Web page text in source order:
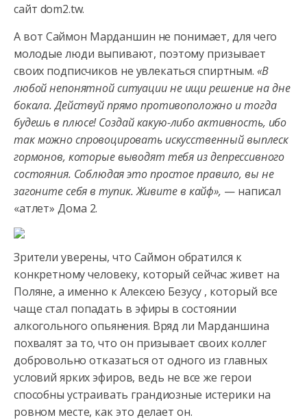
сайт dom2.tw.
А вот Саймон Марданшин не понимает, для чего
молодые люди выпивают, поэтому призывает
своих подписчиков не увлекаться спиртным. «В
любой непонятной ситуации не ищи решение на дне
бокала. Действуй прямо противоположно и тогда
будешь в плюсе! Создай какую-либо активность, ибо
так можно спровоцировать искусственный выплеск
гормонов, которые выводят тебя из депрессивного
состояния. Соблюдая это простое правило, вы не
загоните себя в тупик. Живите в кайф», — написал
«атлет» Дома 2.
Зрители уверены, что Саймон обратился к
конкретному человеку, который сейчас живет на
Поляне, а именно к Алексею Безусу , который все
чаще стал попадать в эфиры в состоянии
алкогольного опьянения. Вряд ли Марданшина
похвалят за то, что он призывает своих коллег
добровольно отказаться от одного из главных
условий ярких эфиров, ведь не все же герои
способны устраивать грандиозные истерики на
ровном месте, как это делает он.